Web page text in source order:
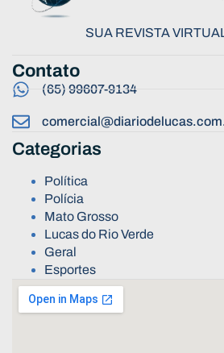
SUA REVISTA
Contato
(65) 99607-9134
Categorias
Política
Polícia
Mato Grosso
Lucas do Rio Verde
Geral
Esportes